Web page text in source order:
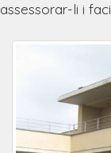
assessorar-li i